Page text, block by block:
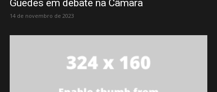
Guedes em debate na Câmara
14 de novembro de 2023